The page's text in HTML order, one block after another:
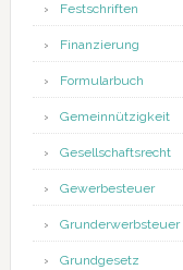
Festschriften
Finanzierung
Formularbuch
Gemeinnützigkeit
Gesellschaftsrecht
Gewerbesteuer
Grunderwerbsteuer
Grundgesetz